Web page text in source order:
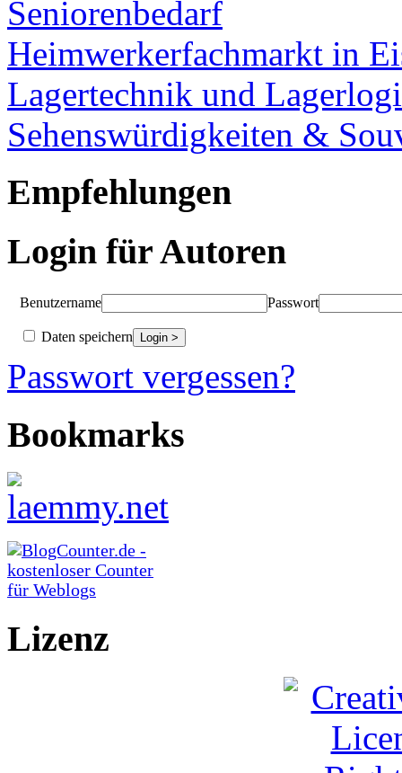
Seniorenbedarf
Heimwerkerfachmarkt in
Lagertechnik und
Sehenswürdigkeiten &
Empfehlungen
Login für Autoren
Benutzername Passwort
Daten speichern
Passwort vergessen?
Bookmarks
Lizenz